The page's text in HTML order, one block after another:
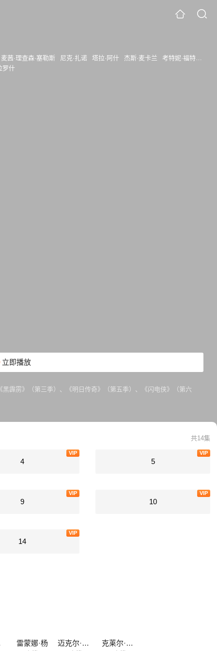
麦茜·理查森·塞勒斯 尼克·扎诺 塔拉·阿什 杰斯·麦卡兰 考特妮·福特
马特
罗什
立即播放
霹雳》（第三季）、《明日传奇》（第五季）、《闪电侠》（第六
共14集
4
VIP
5
VIP
9
VIP
10
VIP
14
VIP
雷蒙娜·杨 迈克尔·艾克朗德 克莱尔·菲利保